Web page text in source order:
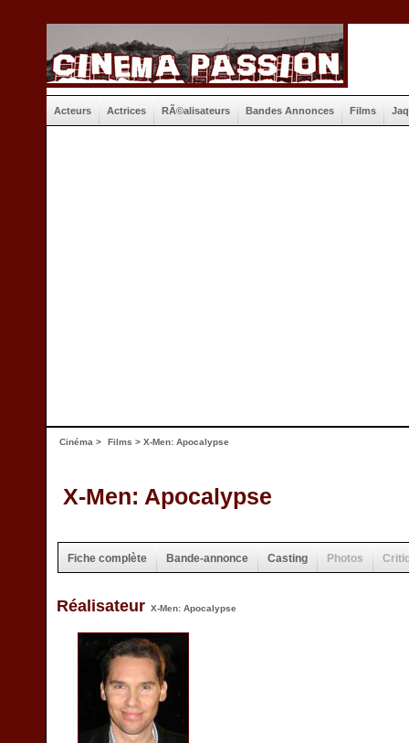
Acteurs Actrices RÃ©alisateurs Bandes Annonces Films
Cinéma > Films > X-Men: Apocalypse
X-Men: Apocalypse
Fiche complète Bande-annonce Casting Photos
Réalisateur X-Men: Apocalypse